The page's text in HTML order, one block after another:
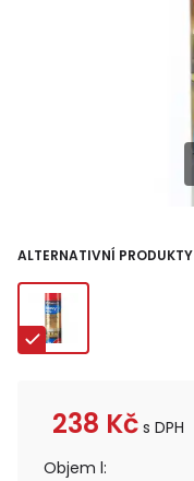
ALTERNATIVNÍ PRODUKTY
238 Kč s DPH
Objem l: